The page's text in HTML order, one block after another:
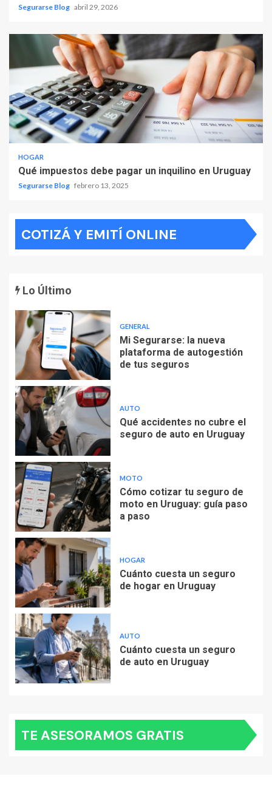
Segurarse Blog abril 29, 2026
HOGAR
Qué impuestos debe pagar un inquilino en Uruguay
Segurarse Blog febrero 13, 2025
COTIZÁ Y EMITÍ ONLINE
Lo Último
GENERAL
Mi Segurarse: la nueva
plataforma de autogestión
de tus seguros
AUTO
Qué accidentes no cubre el
seguro de auto en Uruguay
MOTO
Cómo cotizar tu seguro de
moto en Uruguay: guía paso
a paso
HOGAR
Cuánto cuesta un seguro
de hogar en Uruguay
AUTO
Cuánto cuesta un seguro
de auto en Uruguay
TE ASESORAMOS GRATIS